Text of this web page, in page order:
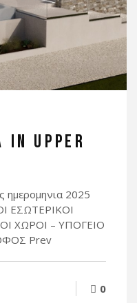
IN UPPER
ημερομηνια 2025
ΕΣΩΤΕΡΙΚΟΙ
ΧΩΡΟΙ – ΥΠΟΓΕΙΟ
Prev
0